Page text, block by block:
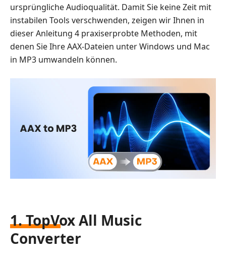
ursprüngliche Audioqualität. Damit Sie keine Zeit mit
instabilen Tools verschwenden, zeigen wir Ihnen in
dieser Anleitung 4 praxiserprobte Methoden, mit
denen Sie Ihre AAX-Dateien unter Windows und Mac
in MP3 umwandeln können.
1. TopVox All Music
Converter